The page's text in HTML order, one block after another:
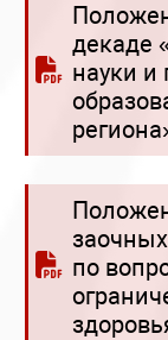
декаде
науки и
по